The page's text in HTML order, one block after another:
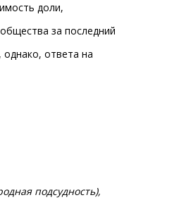
доли,
за последний
ответа на
подсудность),